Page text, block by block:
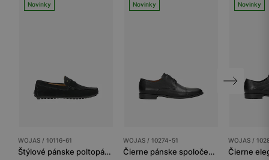
Novinky
WOJAS / 10116-61
Štýlové pánske poltopánky z jedinečného velúru
Novinky
WOJAS / 10274-51
Čierne pánske spoločenské poltopánky z lícnej kože
Novinky
WOJAS /